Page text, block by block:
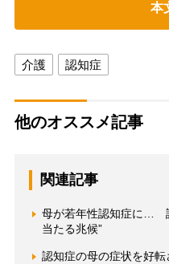
本
介護 認知症
他のオススメ記事
関連記事
母が若年性認知症に…
当たる兆候”
認知症の母の症状を好